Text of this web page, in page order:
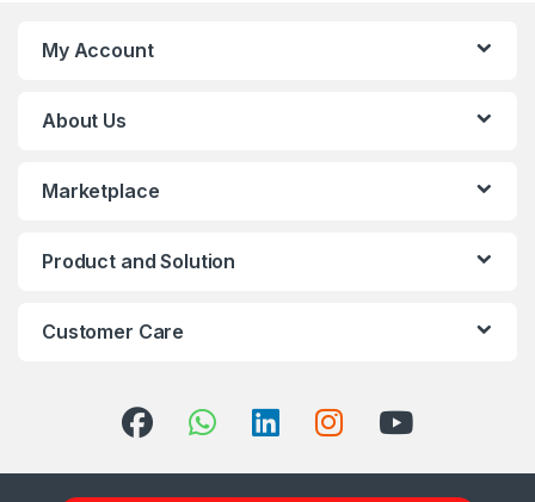
My Account
About Us
Marketplace
Product and Solution
Customer Care